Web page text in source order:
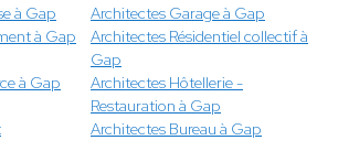
à Gap
Architectes Garage à Gap
à Gap
Architectes Résidentiel collectif à
Gap
à Gap
Architectes Hôtellerie -
Restauration à Gap
Architectes Bureau à Gap